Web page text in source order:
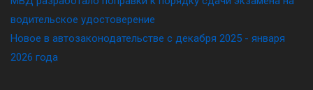
водительское удостоверение
Новое в автозаконодательстве с декабря 2025 - января
2026 года